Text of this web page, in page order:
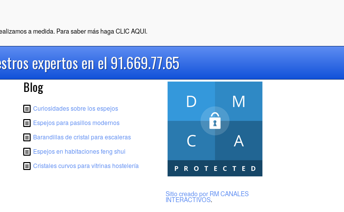
a medida. Para saber más hagaCLIC AQUI.
expertos en el 91.669.77.65
Blog
Curiosidades sobre los espejos
Espejos para pasillos modernos
Barandillas de cristal para escaleras
Espejos en habitaciones feng shui
Cristales curvos para vitrinas hostelería
Sitio creado por RM CANALES
INTERACTIVOS.